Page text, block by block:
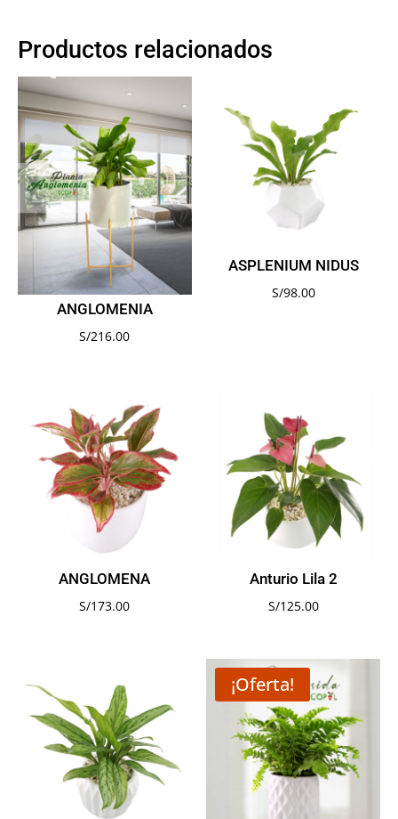
Productos relacionados
ANGLOMENIA
S/216.00
ASPLENIUM NIDUS
S/98.00
ANGLOMENA
S/173.00
Anturio Lila 2
S/125.00
¡Oferta!